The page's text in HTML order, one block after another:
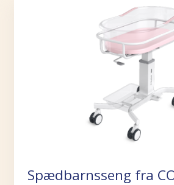
Spædbarnsseng fra